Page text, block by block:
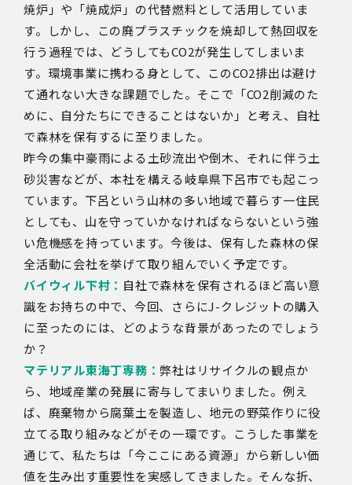
焼炉」や「焼成炉」の代替燃料として活用していま
す。しかし、この廃プラスチックを焼却して熱回収を
行う過程では、どうしてもCO2が発生してしまいま
す。環境事業に携わる身として、このCO2排出は避け
て通れない大きな課題でした。そこで「CO2削減のた
めに、自分たちにできることはないか」と考え、自社
で森林を保有するに至りました。
昨今の集中豪雨による土砂流出や倒木、それに伴う土
砂災害などが、本社を構える岐阜県下呂市でも起こっ
ています。下呂という山林の多い地域で暮らす一住民
としても、山を守っていかなければならないという強
い危機感を持っています。今後は、保有した森林の保
全活動に会社を挙げて取り組んでいく予定です。
バイウィル下村： 自社で森林を保有されるほど高い意
識をお持ちの中で、今回、さらにJ-クレジットの購入
に至ったのには、どのような背景があったのでしょう
か？
マテリアル東海丁専務：弊社はリサイクルの観点か
ら、地域産業の発展に寄与してまいりました。例え
ば、廃棄物から腐葉土を製造し、地元の野菜作りに役
立てる取り組みなどがその一環です。こうした事業を
通じて、私たちは「今ここにある資源」から新しい価
値を生み出す重要性を実感してきました。そんな折、